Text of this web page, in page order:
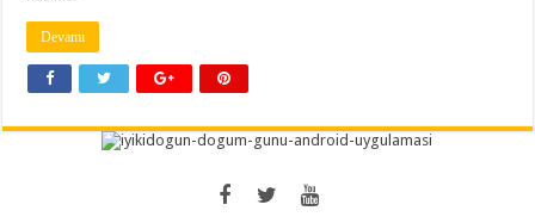
Devamı